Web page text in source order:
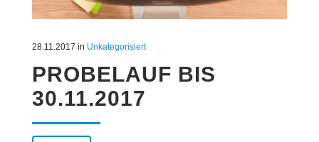
28.11.2017 in Unkategorisiert
PROBELAUF BIS
30.11.2017